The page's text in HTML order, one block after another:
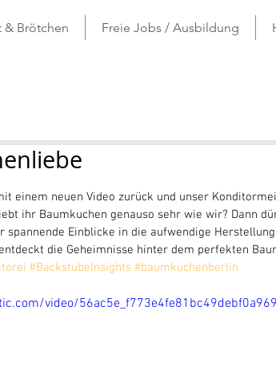
& Brötchen Freie Jobs / Ausbildung
bewertet.
einem neuen Video zurück und unser
ihr Baumkuchen genauso sehr wie wir? Dann
spannende Einblicke in die aufwendige
die Geheimnisse hinter dem perfekten
#BackstubeInsights #baumkuchenberlin
video/